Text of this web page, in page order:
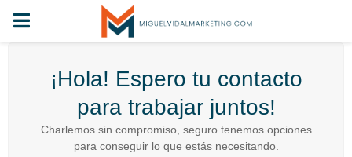
PRIMARY
¡Hola! Espero tu contacto
para trabajar juntos!
Charlemos sin compromiso, seguro tenemos opciones
para conseguir lo que estás necesitando.